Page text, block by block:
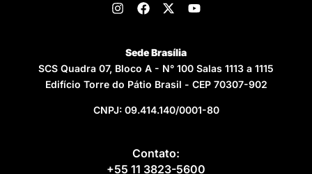
Sede Brasília
SCS Quadra 07, Bloco A - N° 100 Salas 1113 a 1115
Edifício Torre do Pátio Brasil - CEP 70307-902
CNPJ: 09.414.140/0001-80
Contato:
+55 11 3823-5600